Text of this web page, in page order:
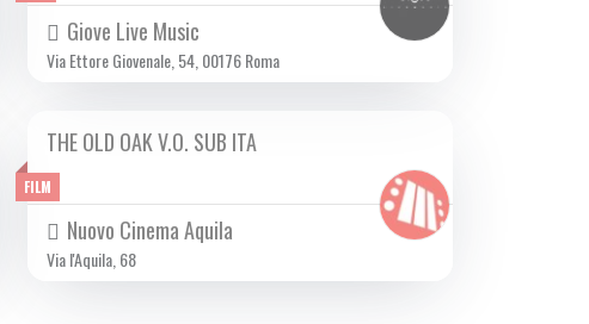
Giove Live Music
Via Ettore Giovenale, 54, 00176 Roma
FILM
DA SAB 09/12 A MAR 19/12 2023
THE OLD OAK V.O. SUB ITA
Nuovo Cinema Aquila
Via l'Aquila, 68